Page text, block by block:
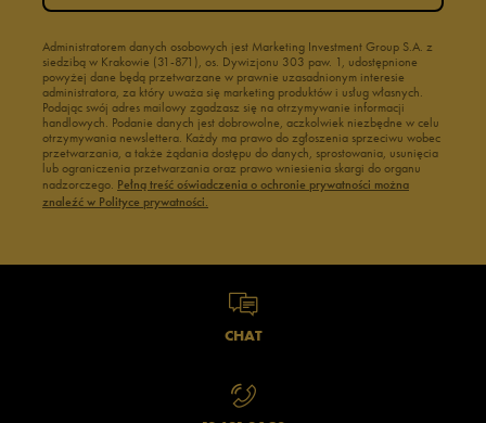
Administratorem danych osobowych jest Marketing Investment Group S.A. z
siedzibą w Krakowie (31-871), os. Dywizjonu 303 paw. 1, udostępnione
powyżej dane będą przetwarzane w prawnie uzasadnionym interesie
administratora, za który uważa się marketing produktów i usług własnych.
Podając swój adres mailowy zgadzasz się na otrzymywanie informacji
handlowych. Podanie danych jest dobrowolne, aczkolwiek niezbędne w celu
otrzymywania newslettera. Każdy ma prawo do zgłoszenia sprzeciwu wobec
przetwarzania, a także żądania dostępu do danych, sprostowania, usunięcia
lub ograniczenia przetwarzania oraz prawo wniesienia skargi do organu
nadzorczego. Pełną treść oświadczenia o ochronie prywatności można
znaleźć w Polityce prywatności.
CHAT